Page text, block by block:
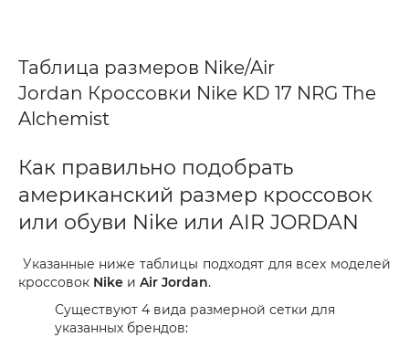
Таблица размеров Nike/Air
Jordan Кроссовки Nike KD 17 NRG The
Alchemist
Как правильно подобрать
американский размер кроссовок
или обуви Nike или AIR JORDAN
Указанные ниже таблицы подходят для всех моделей
кроссовок Nike и Air Jordan.
Существуют 4 вида размерной сетки для
указанных брендов: